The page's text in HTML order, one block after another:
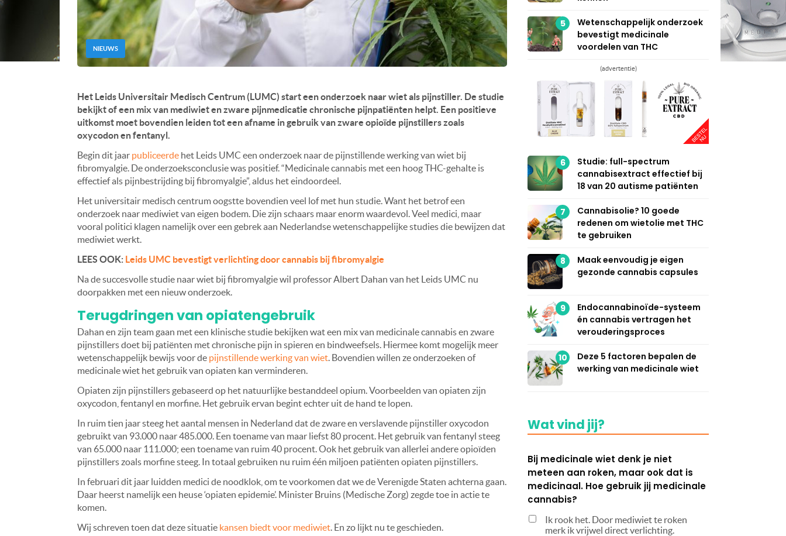
NIEUWS
Het Leids Universitair Medisch Centrum (LUMC) start een onderzoek naar wiet als pijnstiller. De studie
bekijkt of een mix van mediwiet en zware pijnmedicatie chronische pijnpatiënten helpt. Een positieve
uitkomst moet bovendien leiden tot een afname in gebruik van zware opioïde pijnstillers zoals
oxycodon en fentanyl.
Begin dit jaar publiceerde het Leids UMC een onderzoek naar de pijnstillende werking van wiet bij
fibromyalgie. De onderzoeksconclusie was positief. “Medicinale cannabis met een hoog THC-gehalte is
effectief als pijnbestrijding bij fibromyalgie”, aldus het eindoordeel.
Het universitair medisch centrum oogstte bovendien veel lof met hun studie. Want het betrof een
onderzoek naar mediwiet van eigen bodem. Die zijn schaars maar enorm waardevol. Veel medici, maar
vooral politici klagen namelijk over een gebrek aan Nederlandse wetenschappelijke studies die bewijzen dat
mediwiet werkt.
LEES OOK: Leids UMC bevestigt verlichting door cannabis bij fibromyalgie
Na de succesvolle studie naar wiet bij fibromyalgie wil professor Albert Dahan van het Leids UMC nu
doorpakken met een nieuw onderzoek.
Terugdringen van opiatengebruik
Dahan en zijn team gaan met een klinische studie bekijken wat een mix van medicinale cannabis en zware
pijnstillers doet bij patiënten met chronische pijn in spieren en bindweefsels. Hiermee komt mogelijk meer
wetenschappelijk bewijs voor de pijnstillende werking van wiet. Bovendien willen ze onderzoeken of
medicinale wiet het gebruik van opiaten kan verminderen.
Opiaten zijn pijnstillers gebaseerd op het natuurlijke bestanddeel opium. Voorbeelden van opiaten zijn
oxycodon, fentanyl en morfine. Het gebruik ervan begint echter uit de hand te lopen.
In ruim tien jaar steeg het aantal mensen in Nederland dat de zware en verslavende pijnstiller oxycodon
gebruikt van 93.000 naar 485.000. Een toename van maar liefst 80 procent. Het gebruik van fentanyl steeg
van 65.000 naar 111.000; een toename van ruim 40 procent. Ook het gebruik van allerlei andere opioïden
pijnstillers zoals morfine steeg. In totaal gebruiken nu ruim één miljoen patiënten opiaten pijnstillers.
In februari dit jaar luidden medici de noodklok, om te voorkomen dat we de Verenigde Staten achterna gaan.
Daar heerst namelijk een heuse ‘opiaten epidemie’. Minister Bruins (Medische Zorg) zegde toe in actie te
komen.
Wij schreven toen dat deze situatie kansen biedt voor mediwiet. En zo lijkt nu te geschieden.
5
Wetenschappelijk onderzoek
bevestigt medicinale
voordelen van THC
(advertentie)
6
Studie: full-spectrum
cannabisextract effectief bij
18 van 20 autisme patiënten
7
Cannabisolie? 10 goede
redenen om wietolie met THC
te gebruiken
8
Maak eenvoudig je eigen
gezonde cannabis capsules
9
Endocannabinoïde-systeem
én cannabis vertragen het
verouderingsproces
10
Deze 5 factoren bepalen de
werking van medicinale wiet
Wat vind jij?
Bij medicinale wiet denk je niet
meteen aan roken, maar ook dat is
medicinaal. Hoe gebruik jij medicinale
cannabis?
Ik rook het. Door mediwiet te roken
merk ik vrijwel direct verlichting.